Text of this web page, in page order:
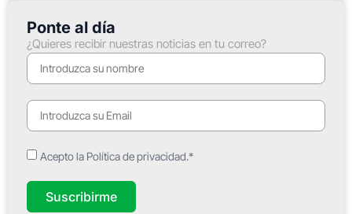
Ponte al día
¿Quieres recibir nuestras noticias en tu correo?
Acepto la Política de privacidad.*
Suscribirme